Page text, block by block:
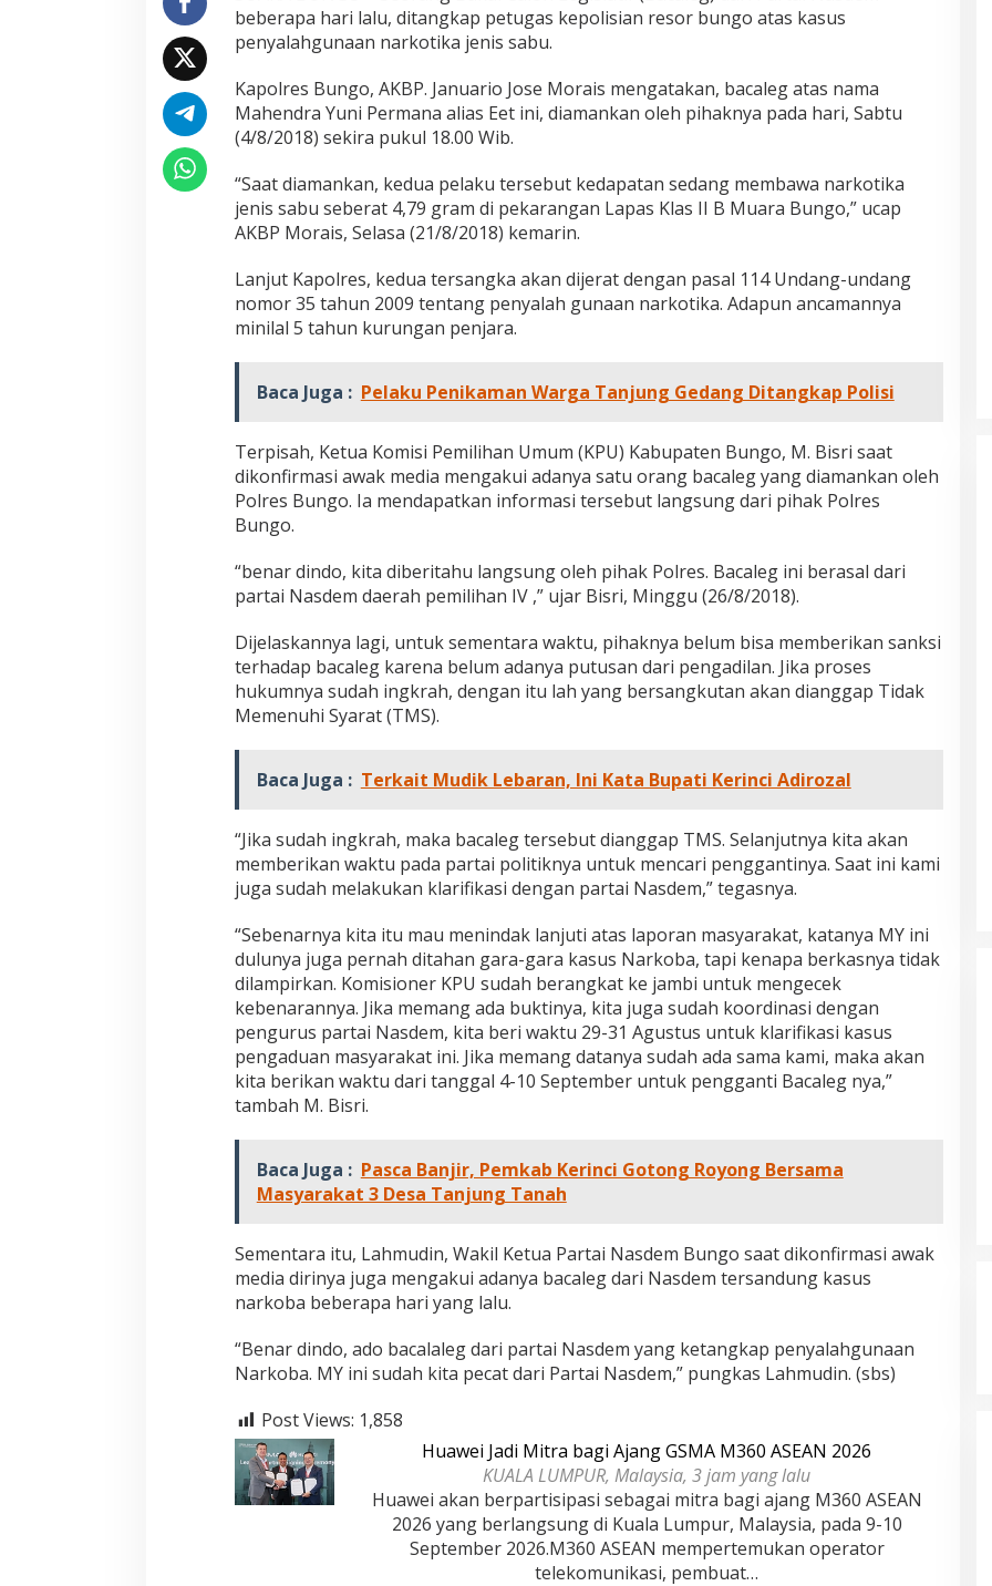
m
n
D
i
a
g
k
a
o
l
i
G
a
g
a
K
d
p
a
t
n
w
a
b
u
beberapa hari lalu, ditangkap petugas kepolisian resor bungo atas kasus
penyalahgunaan narkotika jenis sabu.
Kapolres Bungo, AKBP. Januario Jose Morais mengatakan, bacaleg atas nama
Mahendra Yuni Permana alias Eet ini, diamankan oleh pihaknya pada hari, Sabtu
(4/8/2018) sekira pukul 18.00 Wib.
“Saat diamankan, kedua pelaku tersebut kedapatan sedang membawa narkotika
jenis sabu seberat 4,79 gram di pekarangan Lapas Klas II B Muara Bungo,” ucap
AKBP Morais, Selasa (21/8/2018) kemarin.
Lanjut Kapolres, kedua tersangka akan dijerat dengan pasal 114 Undang-undang
nomor 35 tahun 2009 tentang penyalah gunaan narkotika. Adapun ancamannya
minilal 5 tahun kurungan penjara.
Baca Juga : Pelaku Penikaman Warga Tanjung Gedang Ditangkap Polisi
Terpisah, Ketua Komisi Pemilihan Umum (KPU) Kabupaten Bungo, M. Bisri saat
dikonfirmasi awak media mengakui adanya satu orang bacaleg yang diamankan oleh
Polres Bungo. Ia mendapatkan informasi tersebut langsung dari pihak Polres
Bungo.
“benar dindo, kita diberitahu langsung oleh pihak Polres. Bacaleg ini berasal dari
partai Nasdem daerah pemilihan IV ,” ujar Bisri, Minggu (26/8/2018).
Dijelaskannya lagi, untuk sementara waktu, pihaknya belum bisa memberikan sanksi
terhadap bacaleg karena belum adanya putusan dari pengadilan. Jika proses
hukumnya sudah ingkrah, dengan itu lah yang bersangkutan akan dianggap Tidak
Memenuhi Syarat (TMS).
Baca Juga : Terkait Mudik Lebaran, Ini Kata Bupati Kerinci Adirozal
“Jika sudah ingkrah, maka bacaleg tersebut dianggap TMS. Selanjutnya kita akan
memberikan waktu pada partai politiknya untuk mencari penggantinya. Saat ini kami
juga sudah melakukan klarifikasi dengan partai Nasdem,” tegasnya.
“Sebenarnya kita itu mau menindak lanjuti atas laporan masyarakat, katanya MY ini
dulunya juga pernah ditahan gara-gara kasus Narkoba, tapi kenapa berkasnya tidak
dilampirkan. Komisioner KPU sudah berangkat ke jambi untuk mengecek
kebenarannya. Jika memang ada buktinya, kita juga sudah koordinasi dengan
pengurus partai Nasdem, kita beri waktu 29-31 Agustus untuk klarifikasi kasus
pengaduan masyarakat ini. Jika memang datanya sudah ada sama kami, maka akan
kita berikan waktu dari tanggal 4-10 September untuk pengganti Bacaleg nya,”
tambah M. Bisri.
Baca Juga : Pasca Banjir, Pemkab Kerinci Gotong Royong Bersama
Masyarakat 3 Desa Tanjung Tanah
Sementara itu, Lahmudin, Wakil Ketua Partai Nasdem Bungo saat dikonfirmasi awak
media dirinya juga mengakui adanya bacaleg dari Nasdem tersandung kasus
narkoba beberapa hari yang lalu.
“Benar dindo, ado bacalaleg dari partai Nasdem yang ketangkap penyalahgunaan
Narkoba. MY ini sudah kita pecat dari Partai Nasdem,” pungkas Lahmudin. (sbs)
Post Views: 1,858
Huawei Jadi Mitra bagi Ajang GSMA M360 ASEAN 2026
KUALA LUMPUR, Malaysia, 3 jam yang lalu
Huawei akan berpartisipasi sebagai mitra bagi ajang M360 ASEAN
2026 yang berlangsung di Kuala Lumpur, Malaysia, pada 9-10
September 2026.M360 ASEAN mempertemukan operator
telekomunikasi, pembuat…
Jejak 69 Tahun dan Manifesto
Pembaharuan di Era Al Haris – Sani
Di DAERAH, INFORMASI, JAMBI, OPINI DAN ARTIKEL,
6 Januari, 2026
Kinerja Terukur dan Dampak
Nyata: Mengapa Al Haris Disebut
sebagai Salah Satu Gubernur
Paling Efektif di Indonesia Tahun
2025
Di ADVETORIAL, DAERAH, INFORMASI, JAMBI,
NASIONAL, OPINI DAN ARTIKEL, PEMERINTAHAN,
PERISTIWA
18 Desember, 2025
Pelaminan Pengantin dan Baju
Adat Melayu Jambi, Refleksi
Akademis Seminar Lembaga Adat
Melayu (LAM) Jambi
Di DAERAH, INFORMASI, JAMBI, NASIONAL, OPINI
DAN ARTIKEL, PEMERINTAHAN, PERISTIWA
Oktober, 2025